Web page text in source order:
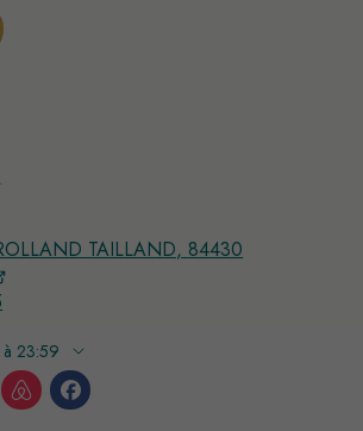
TAILLAND, 84430
à 23:59